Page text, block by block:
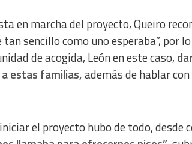
en marcha del proyecto, Queiro
sencillo como uno esperaba”, por
de acogida, León en este caso,
estas familias,además de hablar
el proyecto hubo de todo,